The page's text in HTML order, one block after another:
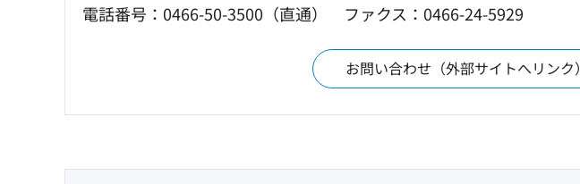
電話番号：0466-50-3500（直通）
ファクス：0466-24-5929
お問い合わせ（外部サイトへリンク）